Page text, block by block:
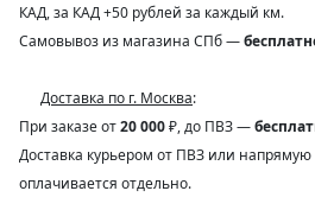
КАД, за КАД +50 рублей за каждый км.
Самовывоз из магазина СПб —
Доставка по г. Москва:
При заказе от20 000₽, до ПВЗ —
Доставка курьером от ПВЗ или
оплачивается отдельно.